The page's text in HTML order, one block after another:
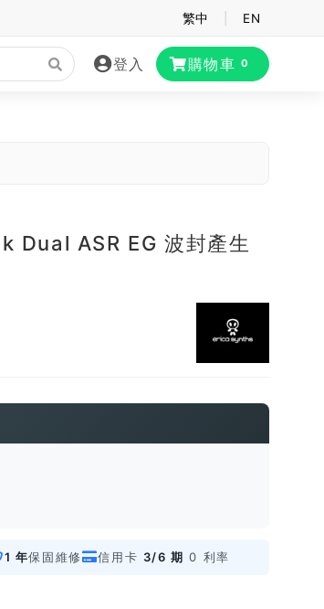
繁中 EN
登入 購物車 0
Dual ASR EG 波封產生
1 年保固維修 信用卡 3/6 期 0 利率